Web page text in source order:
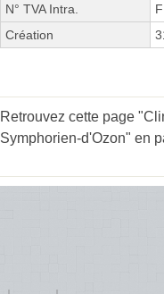
N° TVA Intra.
Création
Retrouvez cette page
Symphorien-d'Ozon" en